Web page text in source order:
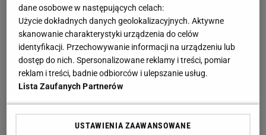
dane osobowe w następujących celach:
Użycie dokładnych danych geolokalizacyjnych. Aktywne
skanowanie charakterystyki urządzenia do celów
identyfikacji. Przechowywanie informacji na urządzeniu lub
dostęp do nich. Spersonalizowane reklamy i treści, pomiar
reklam i treści, badnie odbiorców i ulepszanie usług.
Lista Zaufanych Partnerów
USTAWIENIA ZAAWANSOWANE